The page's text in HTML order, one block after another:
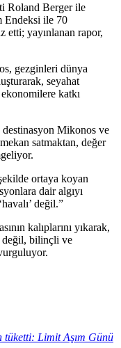
Roland Berger ile
Endeksi ile 70
etti; yayınlanan rapor,
gezginleri dünya
seyahat
katkı
Mikonos ve
satmaktan, değer
ortaya koyan
dair algıyı
değil.”
kalıplarını yıkarak,
değil, bilinçli ve
tüketti: Limit Aşım Günü